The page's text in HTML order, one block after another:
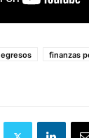
egresos finanzas